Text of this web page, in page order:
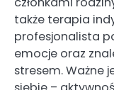
także terapia
profesjonalista
emocje oraz
stresem. Ważne